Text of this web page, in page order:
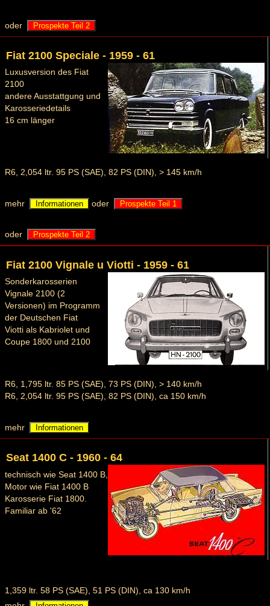
oder Prospekte Teil 2
Fiat 2100 Speciale - 1959 - 61
Luxusversion des Fiat
2100
andere Ausstattgung und
Karosseriedetails
16 cm länger
R6, 2,054 ltr. 95 PS (SAE), 82 PS (DIN), > 145 km/h
mehr Informationen oder Prospekte Teil 1
oder Prospekte Teil 2
Fiat 2100 Vignale u Viotti - 1959 - 61
Sonderkarosserien
Vignale 2100 (2
Versionen) im Programm
der Deutschen Fiat
Viotti als Kabriolet und
Coupe 1800 und 2100
R6, 1,795 ltr. 85 PS (SAE), 73 PS (DIN), > 140 km/h
R6, 2,054 ltr. 95 PS (SAE), 82 PS (DIN), ca 150 km/h
mehr Informationen
Seat 1400 C - 1960 - 64
technisch wie Seat 1400 B,
Motor wie Fiat 1400 B
Karosserie Fiat 1800.
Familiar ab '62
1,359 ltr. 58 PS (SAE), 51 PS (DIN), ca 130 km/h